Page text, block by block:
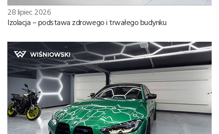
28 lipiec 2026
Izolacja – podstawa zdrowego i trwałego budynku